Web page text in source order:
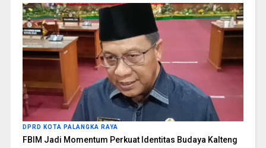
DPRD KOTA PALANGKA RAYA
FBIM Jadi Momentum Perkuat Identitas Budaya Kalteng